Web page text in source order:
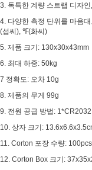
3. 독특한 계량 스트랩 디자
4. 다양한 측정 단위를 마음
(섭씨), ℉(화씨)
5. 제품 크기: 130x30x43mm
6. 최대 하중: 50kg
7 정확도: 오차 10g
8. 제품의 무게 99g
9. 전원 공급 방법:
10. 상자 크기:
11. Corton 포장 수량: 100pcs
12. Corton Box 크기: